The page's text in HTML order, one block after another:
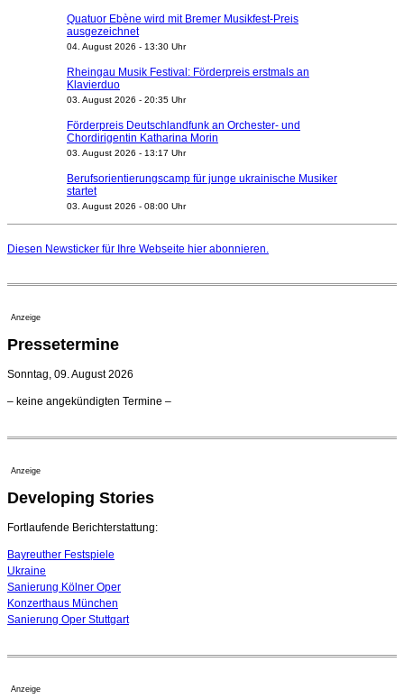
Quatuor Ebène wird mit Bremer Musikfest-Preis
ausgezeichnet
04. August 2026 - 13:30 Uhr
Rheingau Musik Festival: Förderpreis erstmals an
Klavierduo
03. August 2026 - 20:35 Uhr
Förderpreis Deutschlandfunk an Orchester- und
Chordirigentin Katharina Morin
03. August 2026 - 13:17 Uhr
Berufsorientierungscamp für junge ukrainische Musiker
startet
03. August 2026 - 08:00 Uhr
Nationaltheater Mannheim
Regensburger Generalmusikdirektor Stefan Veselka
Kammerorchester Heilbronn: Chefdirigent Risto Joost
verlängert bis 2030
Ensemblemitglieder
Dirigent Nicolás Pasquet mit Würth-Preis der
Jeunesses Musicales ausgezeichnet
07. August 2026 - 13:20 Uhr
Diesen Newsticker für Ihre Webseite hier abonnieren.
Anzeige
Pressetermine
Sonntag, 09. August 2026
– keine angekündigten Termine –
Anzeige
Developing Stories
Fortlaufende Berichterstattung:
Bayreuther Festspiele
Ukraine
Sanierung Kölner Oper
Konzerthaus München
Sanierung Oper Stuttgart
Anzeige